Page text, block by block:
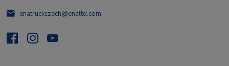
enatruckczech@enaltd.com